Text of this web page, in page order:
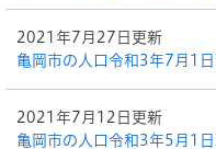
2021年7月27日更新
亀岡市の人口令和3年7月1
2021年7月12日更新
亀岡市の人口令和3年5月1